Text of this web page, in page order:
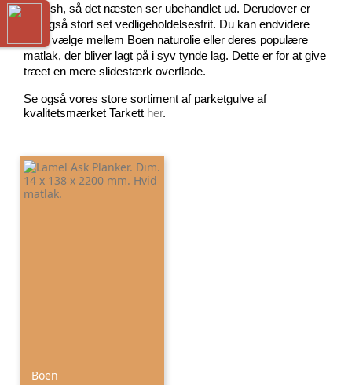
et finish, så det næsten ser ubehandlet ud. Derudover er
det også stort set vedligeholdelsesfrit. Du kan endvidere
også vælge mellem Boen naturolie eller deres populære
matlak, der bliver lagt på i syv tynde lag. Dette er for at give
træet en mere slidestærk overflade.
Se også vores store sortiment af parketgulve af
kvalitetsmærket Tarkett her.
Boen